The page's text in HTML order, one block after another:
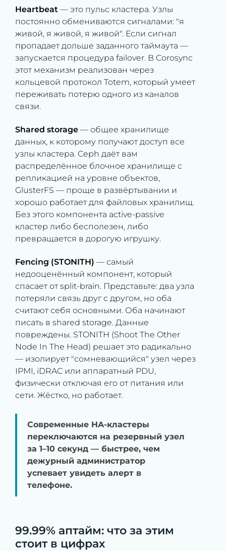
Heartbeat — это пульс кластера. Узлы
постоянно обмениваются сигналами: "я
живой, я живой, я живой". Если сигнал
пропадает дольше заданного таймаута —
запускается процедура failover. В Corosync
этот механизм реализован через
кольцевой протокол Totem, который умеет
переживать потерю одного из каналов
связи.
Shared storage — общее хранилище
данных, к которому получают доступ все
узлы кластера. Ceph даёт вам
распределённое блочное хранилище с
репликацией на уровне объектов,
GlusterFS — проще в развёртывании и
хорошо работает для файловых хранилищ.
Без этого компонента active-passive
кластер либо бесполезен, либо
превращается в дорогую игрушку.
Fencing (STONITH) — самый
недооценённый компонент, который
спасает от split-brain. Представьте: два узла
потеряли связь друг с другом, но оба
считают себя основными. Оба начинают
писать в shared storage. Данные
повреждены. STONITH (Shoot The Other
Node In The Head) решает это радикально
— изолирует "сомневающийся" узел через
IPMI, iDRAC или аппаратный PDU,
физически отключая его от питания или
сети. Жёстко, но работает.
Современные HA-кластеры
переключаются на резервный узел
за 1–10 секунд — быстрее, чем
дежурный администратор
успевает увидеть алерт в
телефоне.
99.99% аптайм: что за этим
стоит в цифрах